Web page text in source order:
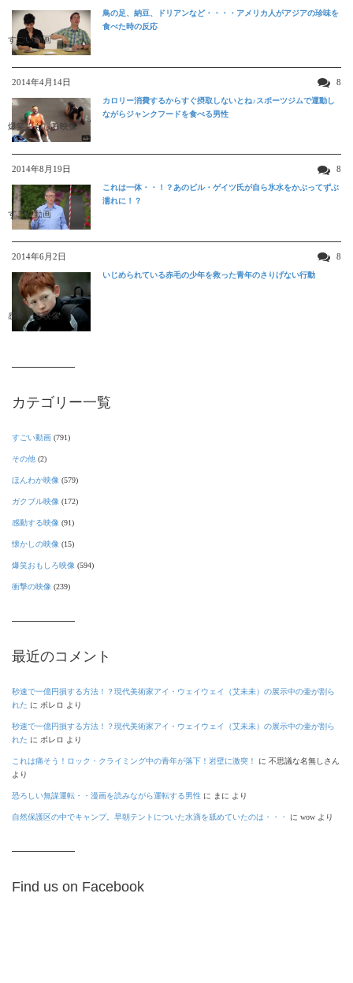
すごい動画
鳥の足、納豆、ドリアンなど・・・・アメリカ人がアジアの珍味を
食べた時の反応
2014年4月14日 8
爆笑おもしろ映像
カロリー消費するからすぐ摂取しないとね♪スポーツジムで運動し
ながらジャンクフードを食べる男性
2014年8月19日 8
すごい動画
これは一体・・！？あのビル・ゲイツ氏が自ら氷水をかぶってずぶ
濡れに！？
2014年6月2日 8
感動する映像
いじめられている赤毛の少年を救った青年のさりげない行動
カテゴリー一覧
すごい動画 (791)
その他 (2)
ほんわか映像 (579)
ガクブル映像 (172)
感動する映像 (91)
懐かしの映像 (15)
爆笑おもしろ映像 (594)
衝撃の映像 (239)
最近のコメント
秒速で一億円損する方法！？現代美術家アイ・ウェイウェイ（艾未未）の展示中の壷が割ら
れた に ボレロ より
秒速で一億円損する方法！？現代美術家アイ・ウェイウェイ（艾未未）の展示中の壷が割ら
れた に ボレロ より
これは痛そう！ロック・クライミング中の青年が落下！岩壁に激突！ に 不思議な名無しさん
より
恐ろしい無謀運転・・漫画を読みながら運転する男性 に まに より
自然保護区の中でキャンプ。早朝テントについた水滴を舐めていたのは・・・ に wow より
Find us on Facebook